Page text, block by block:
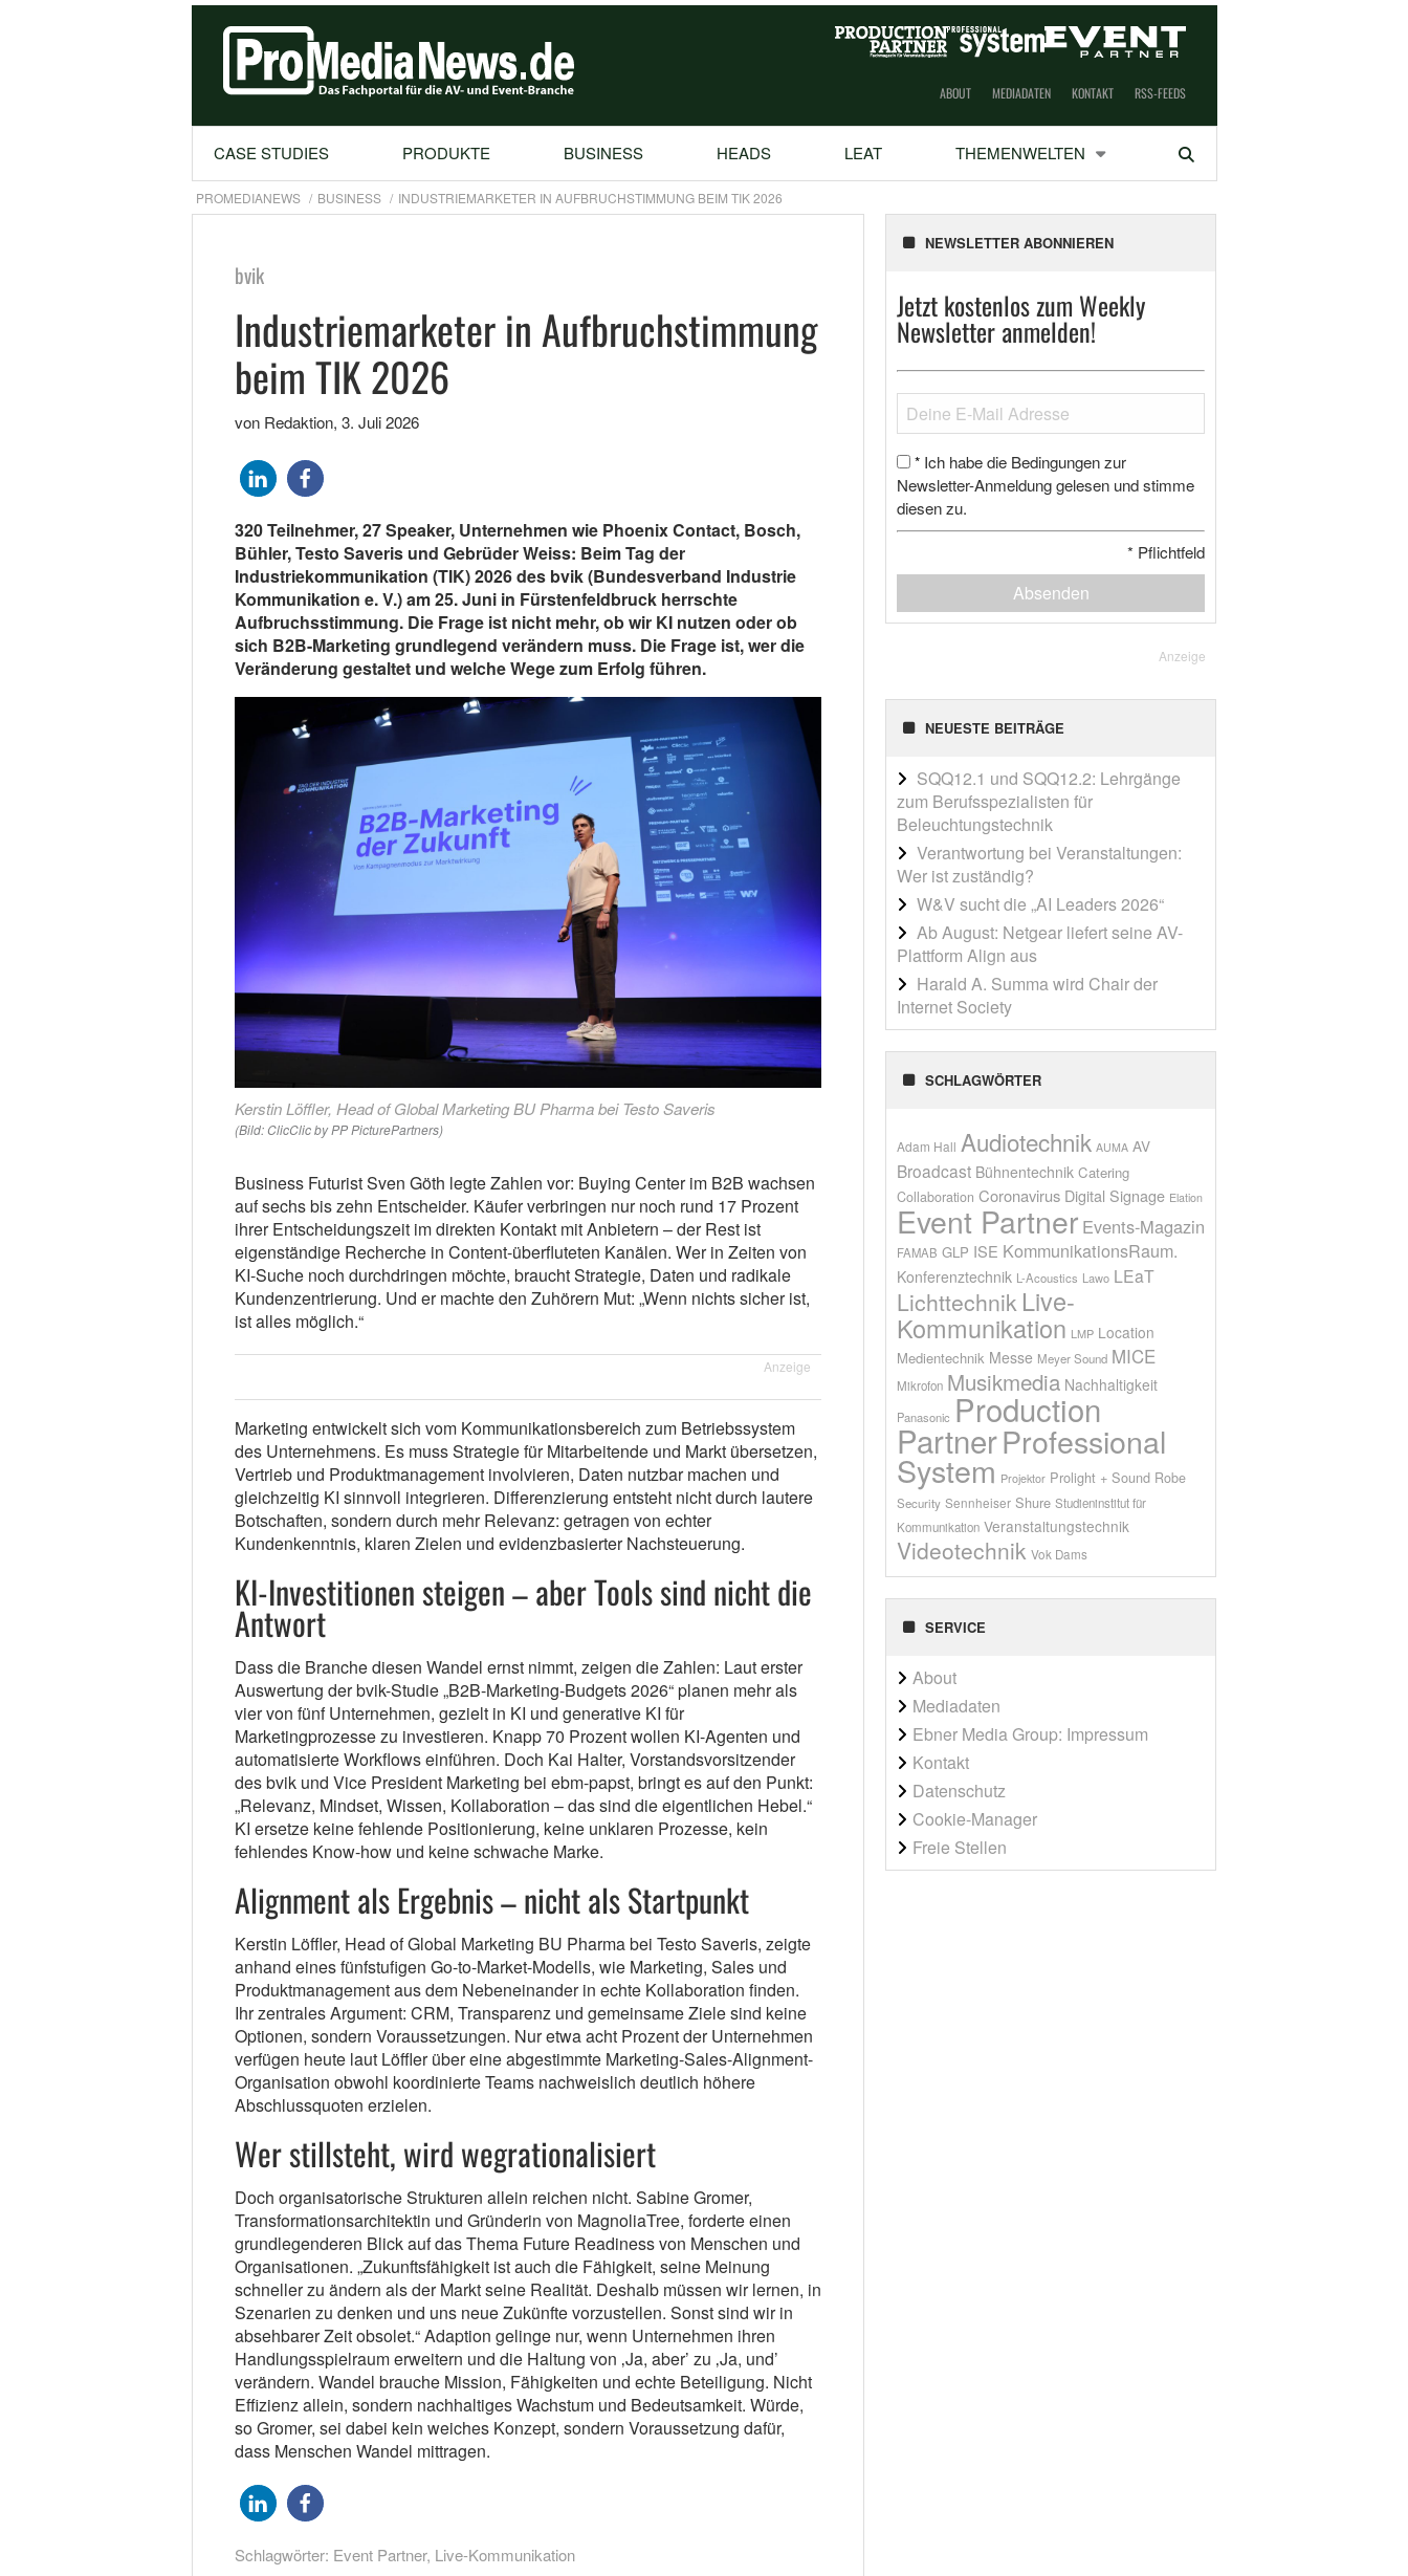
ABOUT MEDIADATEN KONTAKT RSS-FEEDS
CASE STUDIES PRODUKTE BUSINESS HEADS LEAT THEMENWELTEN Suchen
PROMEDIANEWS BUSINESS INDUSTRIEMARKETER IN AUFBRUCHSTIMMUNG BEIM TIK 2026
bvik
Industriemarketer in Aufbruchstimmung
beim TIK 2026
von Redaktion, 3. Juli 2026
320 Teilnehmer, 27 Speaker, Unternehmen wie Phoenix Contact, Bosch,
Bühler, Testo Saveris und Gebrüder Weiss: Beim Tag der
Industriekommunikation (TIK) 2026 des bvik (Bundesverband Industrie
Kommunikation e. V.) am 25. Juni in Fürstenfeldbruck herrschte
Aufbruchsstimmung. Die Frage ist nicht mehr, ob wir KI nutzen oder ob
sich B2B-Marketing grundlegend verändern muss. Die Frage ist, wer die
Veränderung gestaltet und welche Wege zum Erfolg führen.
Kerstin Löffler, Head of Global Marketing BU Pharma bei Testo Saveris
(Bild: ClicClic by PP PicturePartners)
Business Futurist Sven Göth legte Zahlen vor: Buying Center im B2B wachsen
auf sechs bis zehn Entscheider. Käufer verbringen nur noch rund 17 Prozent
ihrer Entscheidungszeit im direkten Kontakt mit Anbietern – der Rest ist
eigenständige Recherche in Content-überfluteten Kanälen. Wer in Zeiten von
KI-Suche noch durchdringen möchte, braucht Strategie, Daten und radikale
Kundenzentrierung. Und er machte den Zuhörern Mut: „Wenn nichts sicher ist,
ist alles möglich.“
Anzeige
Marketing entwickelt sich vom Kommunikationsbereich zum Betriebssystem
des Unternehmens. Es muss Strategie für Mitarbeitende und Markt übersetzen,
Vertrieb und Produktmanagement involvieren, Daten nutzbar machen und
gleichzeitig KI sinnvoll integrieren. Differenzierung entsteht nicht durch lautere
Botschaften, sondern durch mehr Relevanz: getragen von echter
Kundenkenntnis, klaren Zielen und evidenzbasierter Nachsteuerung.
KI-Investitionen steigen – aber Tools sind nicht die
Antwort
Dass die Branche diesen Wandel ernst nimmt, zeigen die Zahlen: Laut erster
Auswertung der bvik-Studie „B2B-Marketing-Budgets 2026“ planen mehr als
vier von fünf Unternehmen, gezielt in KI und generative KI für
Marketingprozesse zu investieren. Knapp 70 Prozent wollen KI-Agenten und
automatisierte Workflows einführen. Doch Kai Halter, Vorstandsvorsitzender
des bvik und Vice President Marketing bei ebm-papst, bringt es auf den Punkt:
„Relevanz, Mindset, Wissen, Kollaboration – das sind die eigentlichen Hebel.“
KI ersetze keine fehlende Positionierung, keine unklaren Prozesse, kein
fehlendes Know-how und keine schwache Marke.
Alignment als Ergebnis – nicht als Startpunkt
Kerstin Löffler, Head of Global Marketing BU Pharma bei Testo Saveris, zeigte
anhand eines fünfstufigen Go-to-Market-Modells, wie Marketing, Sales und
Produktmanagement aus dem Nebeneinander in echte Kollaboration finden.
Ihr zentrales Argument: CRM, Transparenz und gemeinsame Ziele sind keine
Optionen, sondern Voraussetzungen. Nur etwa acht Prozent der Unternehmen
verfügen heute laut Löffler über eine abgestimmte Marketing-Sales-Alignment-
Organisation obwohl koordinierte Teams nachweislich deutlich höhere
Abschlussquoten erzielen.
Wer stillsteht, wird wegrationalisiert
Doch organisatorische Strukturen allein reichen nicht. Sabine Gromer,
Transformationsarchitektin und Gründerin von MagnoliaTree, forderte einen
grundlegenderen Blick auf das Thema Future Readiness von Menschen und
Organisationen. „Zukunftsfähigkeit ist auch die Fähigkeit, seine Meinung
schneller zu ändern als der Markt seine Realität. Deshalb müssen wir lernen, in
Szenarien zu denken und uns neue Zukünfte vorzustellen. Sonst sind wir in
absehbarer Zeit obsolet.“ Adaption gelinge nur, wenn Unternehmen ihren
Handlungsspielraum erweitern und die Haltung von ‚Ja, aber’ zu ‚Ja, und’
verändern. Wandel brauche Mission, Fähigkeiten und echte Beteiligung. Nicht
Effizienz allein, sondern nachhaltiges Wachstum und Bedeutsamkeit. Würde,
so Gromer, sei dabei kein weiches Konzept, sondern Voraussetzung dafür,
dass Menschen Wandel mittragen.
Schlagwörter: Event Partner, Live-Kommunikation
NEWSLETTER ABONNIEREN
Jetzt kostenlos zum Weekly
Newsletter anmelden!
* Ich habe die Bedingungen zur
Newsletter-Anmeldung gelesen und stimme
diesen zu.
* Pflichtfeld
Absenden
Anzeige
NEUESTE BEITRÄGE
SQQ12.1 und SQQ12.2: Lehrgänge
zum Berufsspezialisten für
Beleuchtungstechnik
Verantwortung bei Veranstaltungen:
Wer ist zuständig?
W&V sucht die „AI Leaders 2026“
Ab August: Netgear liefert seine AV-
Plattform Align aus
Harald A. Summa wird Chair der
Internet Society
SCHLAGWÖRTER
Adam Hall Audiotechnik AUMA AV
Broadcast Bühnentechnik Catering
Collaboration Coronavirus Digital Signage Elation
Event Partner Events-Magazin
FAMAB GLP ISE KommunikationsRaum.
Konferenztechnik L-Acoustics Lawo LEaT
Lichttechnik Live-
Kommunikation LMP Location
Medientechnik Messe Meyer Sound MICE
Mikrofon Musikmedia Nachhaltigkeit
Panasonic Production
PartnerProfessional
System Projektor Prolight + Sound Robe
Security Sennheiser Shure Studieninstitut für
Kommunikation Veranstaltungstechnik
Videotechnik Vok Dams
SERVICE
About
Mediadaten
Ebner Media Group: Impressum
Kontakt
Datenschutz
Cookie-Manager
Freie Stellen